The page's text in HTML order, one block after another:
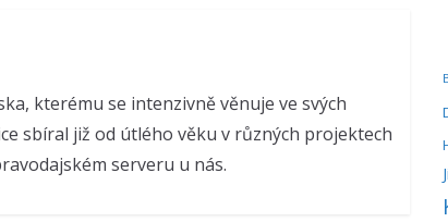
kterému se intenzivně věnuje ve svých
sbíral již od útlého věku v různých projektech
serveru u nás.